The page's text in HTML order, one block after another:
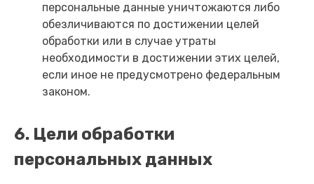
персональные данные уничтожаются либо
обезличиваются по достижении целей
обработки или в случае утраты
необходимости в достижении этих целей,
если иное не предусмотрено федеральным
законом.
6. Цели обработки
персональных данных